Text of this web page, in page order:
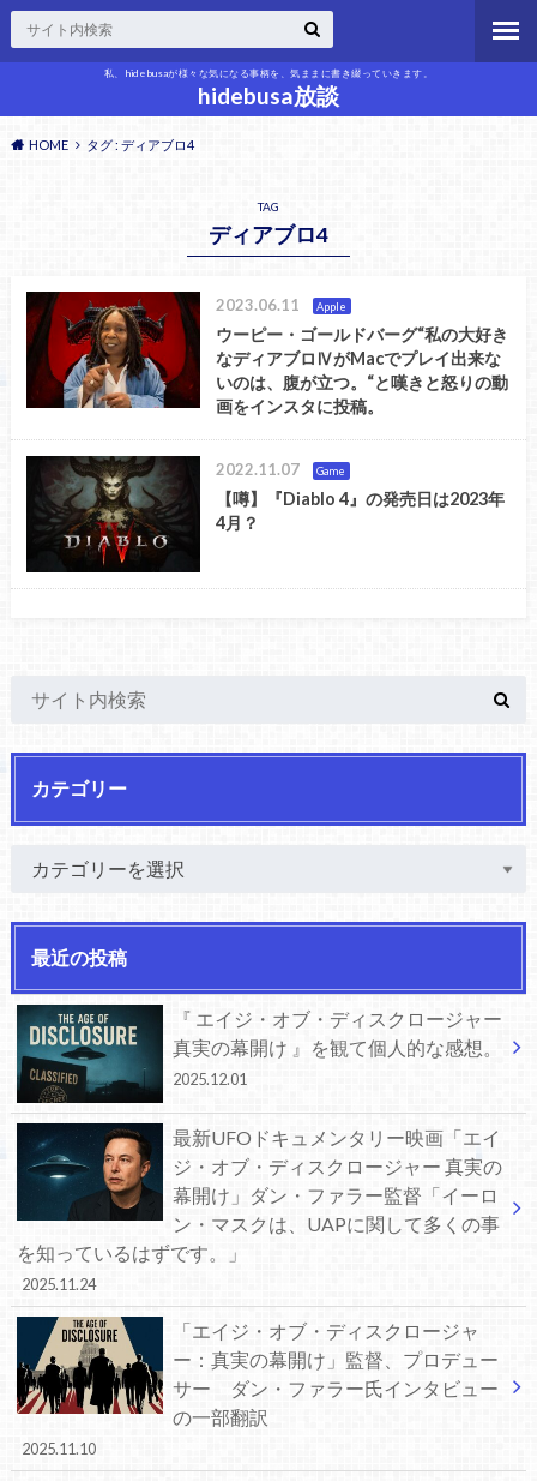
私、hidebusaが様々な気になる事柄を、気ままに書き綴っていきます。
hidebusa放談
HOME タグ : ディアブロ4
TAG
ディアブロ4
2023.06.11 Apple
ウーピー・ゴールドバーグ“私の大好き
なディアブロⅣがMacでプレイ出来な
いのは、腹が立つ。“と嘆きと怒りの動
画をインスタに投稿。
2022.11.07 Game
【噂】『Diablo 4』の発売日は2023年
4月？
カテゴリー
最近の投稿
『 エイジ・オブ・ディスクロージャー
真実の幕開け 』を観て個人的な感想。
2025.12.01
最新UFOドキュメンタリー映画「エイ
ジ・オブ・ディスクロージャー 真実の
幕開け」ダン・ファラー監督「イーロ
ン・マスクは、UAPに関して多くの事
を知っているはずです。」
2025.11.24
「エイジ・オブ・ディスクロージャ
ー：真実の幕開け」監督、プロデュー
サー ダン・ファラー氏インタビュー
の一部翻訳
2025.11.10